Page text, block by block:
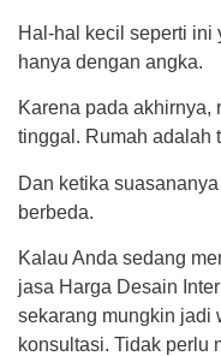
Hal-hal kecil seperti ini
hanya dengan angka.
Karena pada akhirnya,
tinggal. Rumah adalah
Dan ketika
berbeda.
Kalau Anda sedang
jasa Harga Desain
sekarang mungkin jadi
konsultasi. Tidak perlu